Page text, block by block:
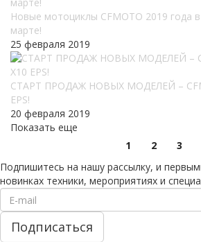
Новые мотоциклы CFMOTO 2019 года
марте!
25 февраля 2019
СТАРТ ПРОДАЖ НОВЫХ МОДЕЛЕЙ –
EPS!
20 февраля 2019
Показать еще
1
2
3
Подпишитесь на нашу рассылку, и
новинках техники, мероприятиях и